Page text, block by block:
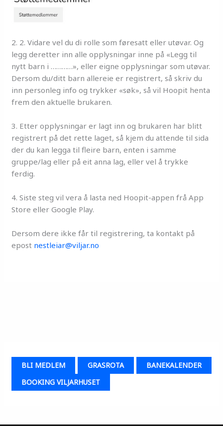
2. 2. Vidare vel du di rolle som føresatt eller utøvar. Og
legg deretter inn alle opplysningar inne på «Legg til
nytt barn i …………», eller eigne opplysningar som utøvar.
Dersom du/ditt barn allereie er registrert, så skriv du
inn personleg info og trykker «søk», så vil Hoopit henta
frem den aktuelle brukaren.
3. Etter opplysningar er lagt inn og brukaren har blitt
registrert på det rette laget, så kjem du attende til sida
der du kan legga til fleire barn, enten i samme
gruppe/lag eller på eit anna lag, eller vel å trykke
ferdig.
4. Siste steg vil vera å lasta ned Hoopit-appen frå App
Store eller Google Play.
Dersom dere ikke får til registrering, ta kontakt på
epost nestleiar@viljar.no
BLI MEDLEM GRASROTA
BANEKALENDER
BOOKING VILJARHUSET